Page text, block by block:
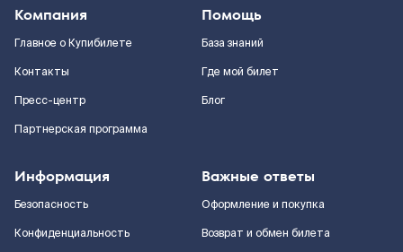
Компания
Главное о Купибилете
Контакты
Пресс-центр
Партнерская программа
Помощь
База знаний
Где мой билет
Блог
Информация
Безопасность
Конфиденциальность
Важные ответы
Оформление и покупка
Возврат и обмен билета